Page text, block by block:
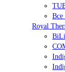
Все
Royal